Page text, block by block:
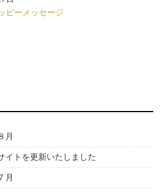
ピーメッセージ
月
イトを更新いたしました
７月